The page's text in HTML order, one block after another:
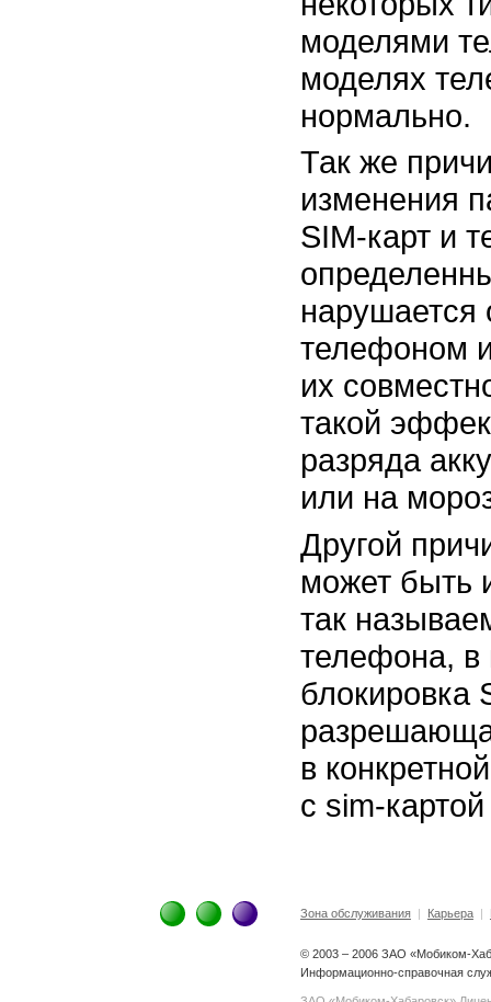
моделями
моделях
нормально.
Так же
изменения
SIM-карт и
телефоном
их
такой
разряда
или на
Другой
может быть
так
телефона, в
блокировка
в
с sim-картой
Зона обслуживания| Карьера|
© 2003 – 2006 ЗАО «Мобиком-
Информационно-справочная